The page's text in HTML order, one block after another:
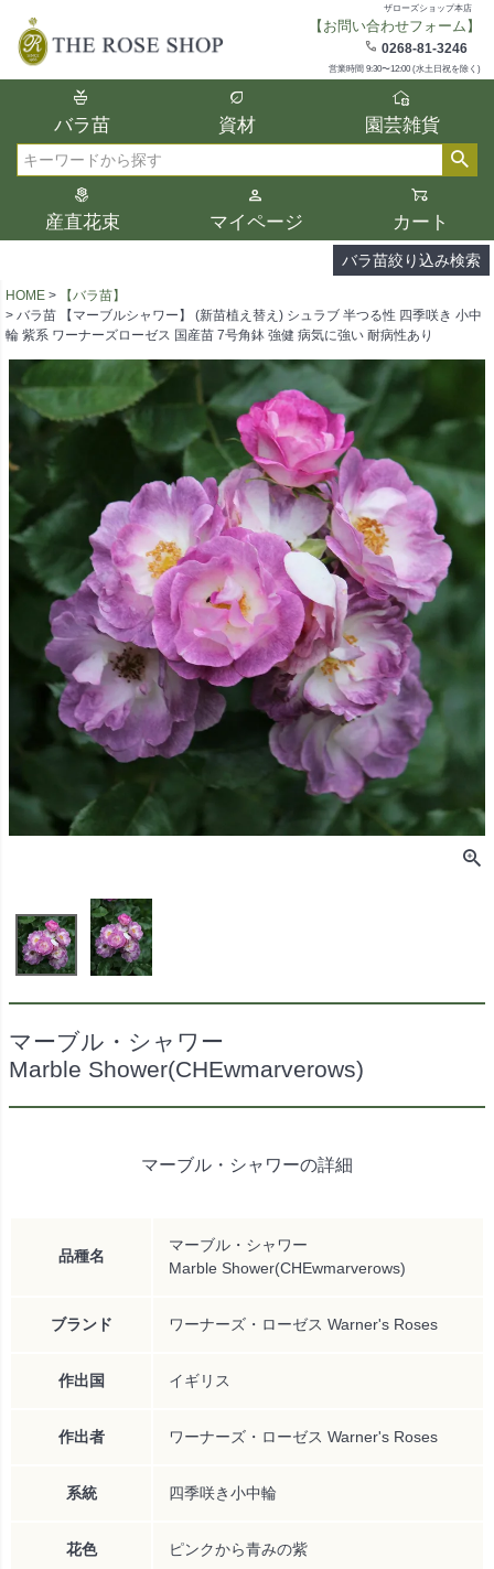
ザローズショップ本店
【お問い合わせフォーム】
0268-81-3246
営業時間 9:30〜12:00 (水土日祝を除く)
バラ苗 資材 園芸雑貨
産直花束 マイページ カート
バラ苗絞り込み検索
在庫
在庫ありのみ表示
検索
複数の条件を選択して絞り込み検索が可能
選択した項目全てに該当する品種のみ検索
結果に表示されます。
タイプ、カラー、ブランドなどは1つずつ選
択してください。
HOME
【バラ苗】
バラ苗 【マーブルシャワー】 (新苗植え替え) シュラブ 半つる性 四季咲き 小中
輪 紫系 ワーナーズローゼス 国産苗 7号角鉢 強健 病気に強い 耐病性あり
マーブル・シャワー
Marble Shower(CHEwmarverows)
マーブル・シャワーの詳細
品種名
マーブル・シャワー
Marble Shower(CHEwmarverows)
ブランド ワーナーズ・ローゼス Warner's Roses
作出国 イギリス
作出者 ワーナーズ・ローゼス Warner's Roses
系統 四季咲き小中輪
花色 ピンクから青みの紫